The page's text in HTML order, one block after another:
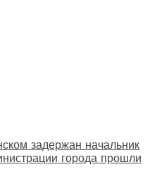
задержан начальник
города прошли